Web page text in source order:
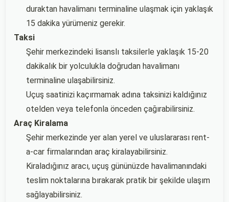
duraktan havalimanı terminaline ulaşmak için yaklaşık
15 dakika yürümeniz gerekir.
Taksi
Şehir merkezindeki lisanslı taksilerle yaklaşık 15-20
dakikalık bir yolculukla doğrudan havalimanı
terminaline ulaşabilirsiniz.
Uçuş saatinizi kaçırmamak adına taksinizi kaldığınız
otelden veya telefonla önceden çağırabilirsiniz.
Araç Kiralama
Şehir merkezinde yer alan yerel ve uluslararası rent-
a-car firmalarından araç kiralayabilirsiniz.
Kiraladığınız aracı, uçuş gününüzde havalimanındaki
teslim noktalarına bırakarak pratik bir şekilde ulaşım
sağlayabilirsiniz.